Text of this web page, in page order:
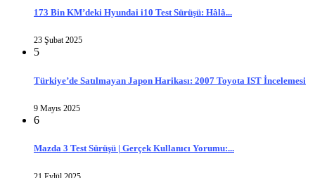
173 Bin KM’deki Hyundai i10 Test Sürüşü: Hâlâ...
23 Şubat 2025
5
Türkiye’de Satılmayan Japon Harikası: 2007 Toyota IST İncelemesi
9 Mayıs 2025
6
Mazda 3 Test Sürüşü | Gerçek Kullanıcı Yorumu:...